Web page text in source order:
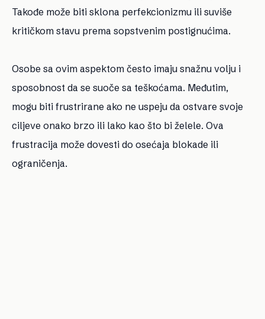
Takođe može biti sklona perfekcionizmu ili suviše
kritičkom stavu prema sopstvenim postignućima.
Osobe sa ovim aspektom često imaju snažnu volju i
sposobnost da se suoče sa teškoćama. Međutim,
mogu biti frustrirane ako ne uspeju da ostvare svoje
ciljeve onako brzo ili lako kao što bi želele. Ova
frustracija može dovesti do osećaja blokade ili
ograničenja.